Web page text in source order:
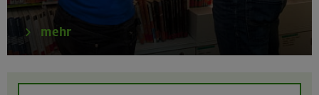
Kitzbüheler Alpen
mehr